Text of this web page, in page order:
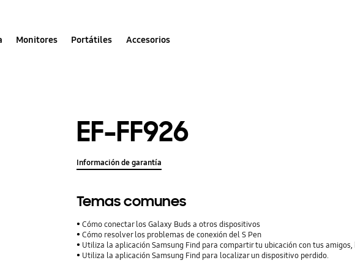
Monitores Portátiles Accesorios
EF-FF926
Información de garantía
Temas comunes
Cómo conectar los Galaxy Buds a otros dispositivos
Cómo resolver los problemas de conexión del S Pen
Utiliza la aplicación Samsung Find para compartir tu ubicación con tus
Utiliza la aplicación Samsung Find para localizar un dispositivo perdido.